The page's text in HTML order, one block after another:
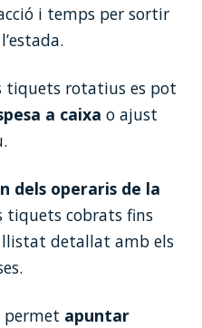
i temps per sortir
tiquets rotatius es pot
a caixa o ajust
dels operaris de la
tiquets cobrats fins
llistat detallat amb els
permet apuntar